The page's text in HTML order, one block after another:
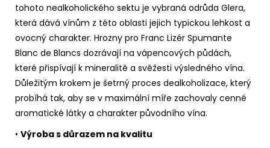
tohoto nealkoholického sektu je vybraná odrůda Glera,
která dává vínům z této oblasti jejich typickou lehkost a
ovocný charakter. Hrozny pro Franc Lizér Spumante
Blanc de Blancs dozrávají na vápencových půdách,
které přispívají k mineralitě a svěžesti výsledného vína.
Důležitým krokem je šetrný proces dealkoholizace, který
probíhá tak, aby se v maximální míře zachovaly cenné
aromatické látky a charakter původního vína.
• Výroba s důrazem na kvalitu